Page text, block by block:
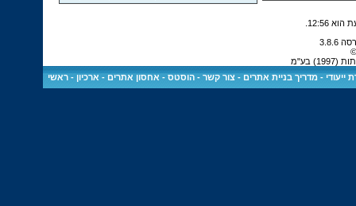
12:56
בע"מ
ייעודי -מדריך בניית אתרים -צור קשר -הוסטס - אחסון אתרים - ארכיון -ראשי